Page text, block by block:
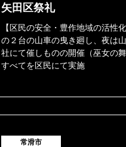
矢田区祭礼
【区民の安全・豊作地域の活性
の２台の山車の曳き廻し、夜は
社にて催しものの開催（巫女の
すべてを区民にて実施
常滑市